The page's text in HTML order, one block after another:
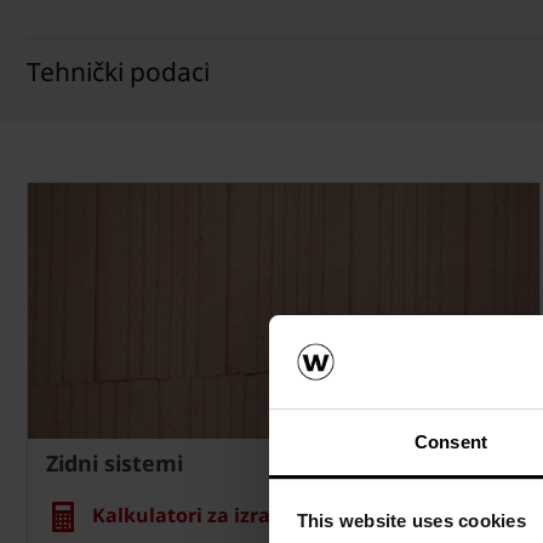
Consent
This website uses cookies
Tehnički podaci
Zidni sistemi
Kalkulatori za izračun zida